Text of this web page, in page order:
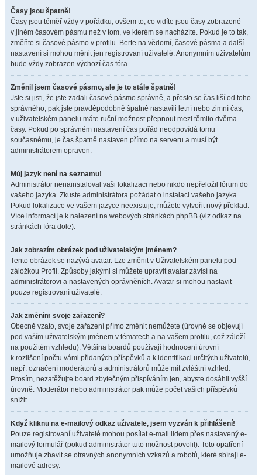
Časy jsou špatně!
Časy jsou téměř vždy v pořádku, ovšem to, co vidíte jsou časy zobrazené
v jiném časovém pásmu než v tom, ve kterém se nacházíte. Pokud je to tak,
změňte si časové pásmo v profilu. Berte na vědomí, časové pásma a další
nastavení si mohou měnit jen registrovaní uživatelé. Anonymním uživatelům
bude vždy zobrazen výchozí čas fóra.
Změnil jsem časové pásmo, ale je to stále špatně!
Jste si jisti, že jste zadali časové pásmo správně, a přesto se čas liší od toho
správného, pak jste pravděpodobně špatně nastavili letní nebo zimní čas,
v uživatelském panelu máte ruční možnost přepnout mezi těmito dvěma
časy. Pokud po správném nastavení čas pořád neodpovídá tomu
současnému, je čas špatně nastaven přímo na serveru a musí být
administrátorem opraven.
Můj jazyk není na seznamu!
Administrátor nenainstaloval vaši lokalizaci nebo nikdo nepřeložil fórum do
vašeho jazyka. Zkuste administrátora požádat o instalaci vašeho jazyka.
Pokud lokalizace ve vašem jazyce neexistuje, můžete vytvořit nový překlad.
Více informací je k nalezení na webových stránkách phpBB (viz odkaz na
stránkách fóra dole).
Jak zobrazím obrázek pod uživatelským jménem?
Tento obrázek se nazývá avatar. Lze změnit v Uživatelském panelu pod
záložkou Profil. Způsoby jakými si můžete upravit avatar závisí na
administrátorovi a nastavených oprávněních. Avatar si mohou nastavit
pouze registrovaní uživatelé.
Jak změním svoje zařazení?
Obecně vzato, svoje zařazení přímo změnit nemůžete (úrovně se objevují
pod vaším uživatelským jménem v tématech a na vašem profilu, což záleží
na použitém vzhledu). Většina boardů používají hodnocení úrovní
k rozlišení počtu vámi přidaných příspěvků a k identifikaci určitých uživatelů,
např. označení moderátorů a administrátorů může mít zvláštní vzhled.
Prosím, nezatěžujte board zbytečným přispíváním jen, abyste dosáhli vyšší
úrovně. Moderátor nebo administrátor pak může počet vašich příspěvků
snížit.
Když kliknu na e-mailový odkaz uživatele, jsem vyzván k přihlášení!
Pouze registrovaní uživatelé mohou posílat e-mail lidem přes nastavený e-
mailový formulář (pokud administrátor tuto možnost povolil). Toto opatření
umožňuje zbavit se otravných anonymních vzkazů a robotů, které sbírají e-
mailové adresy.